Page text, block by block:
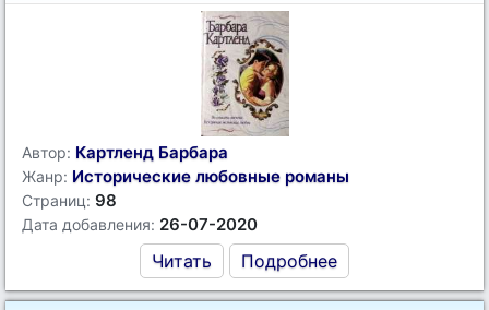
Автор: Картленд Барбара
Жанр: Исторические любовные романы
Страниц: 98
Дата добавления: 26-07-2020
Читать Подробнее